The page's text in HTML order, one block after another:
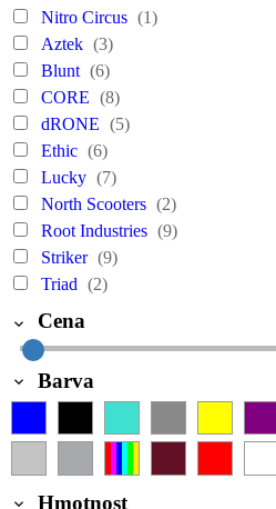
Nitro Circus (1)
Aztek (3)
Blunt (6)
CORE (8)
dRONE (5)
Ethic (6)
Lucky (7)
North Scooters (2)
Root Industries (9)
Striker (9)
Triad (2)
Cena
Barva
Hmotnost